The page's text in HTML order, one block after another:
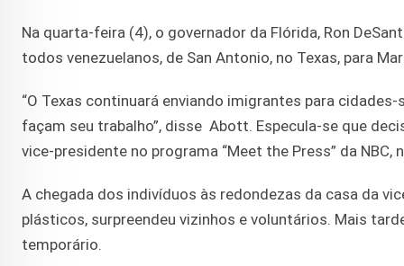
Na quarta-feira (4), o governador da Flórida, Ron
todos venezuelanos, de San Antonio, no Texas, para
“O Texas continuará enviando imigrantes para
façam seu trabalho”, disse Abott. Especula-se que
vice-presidente no programa “Meet the Press” da NBC,
A chegada dos indivíduos às redondezas da casa da
plásticos, surpreendeu vizinhos e voluntários. Mais
temporário.